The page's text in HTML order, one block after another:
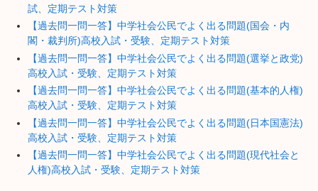
試、定期テスト対策
【過去問一問一答】中学社会公民でよく出る問題(国会・内
閣・裁判所)高校入試・受験、定期テスト対策
【過去問一問一答】中学社会公民でよく出る問題(選挙と政党)
高校入試・受験、定期テスト対策
【過去問一問一答】中学社会公民でよく出る問題(基本的人権)
高校入試・受験、定期テスト対策
【過去問一問一答】中学社会公民でよく出る問題(日本国憲法)
高校入試・受験、定期テスト対策
【過去問一問一答】中学社会公民でよく出る問題(現代社会と
人権)高校入試・受験、定期テスト対策